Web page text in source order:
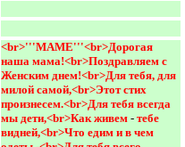
<br>'''МАМЕ'''<br>Дорогая
наша мама!<br>Поздравляем с
Женским днем!<br>Для тебя, для
милой самой,<br>Этот стих
произнесем.<br>Для тебя всегда
мы дети,<br>Как живем - тебе
видней,<br>Что едим и в чем